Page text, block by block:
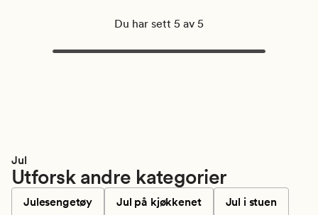
Du har sett 5 av 5
Jul
Utforsk andre kategorier
Julesengetøy Jul på kjøkkenet Jul i stuen